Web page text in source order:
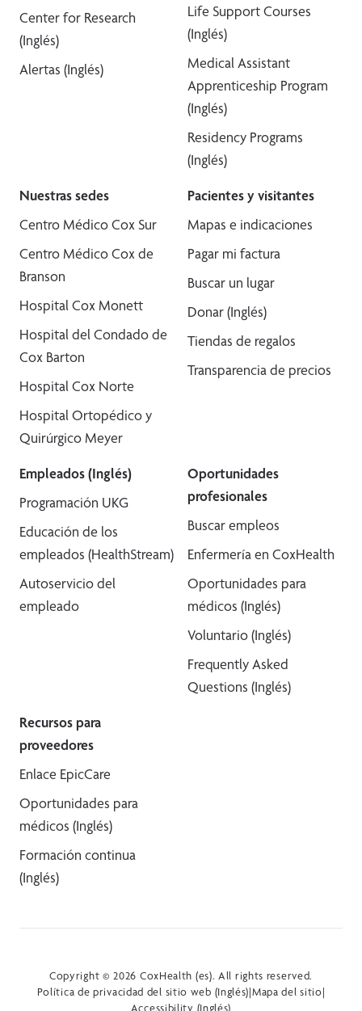
Center for Research
(Inglés)
Alertas (Inglés)
Life Support Courses
(Inglés)
Medical Assistant
Apprenticeship Program
(Inglés)
Residency Programs
(Inglés)
Nuestras sedes
Centro Médico Cox Sur
Centro Médico Cox de
Branson
Hospital Cox Monett
Hospital del Condado de
Cox Barton
Hospital Cox Norte
Hospital Ortopédico y
Quirúrgico Meyer
Pacientes y visitantes
Mapas e indicaciones
Pagar mi factura
Buscar un lugar
Donar (Inglés)
Tiendas de regalos
Transparencia de precios
Empleados (Inglés)
Programación UKG
Educación de los
empleados (HealthStream)
Autoservicio del
empleado
Oportunidades
profesionales
Buscar empleos
Enfermería en CoxHealth
Oportunidades para
médicos (Inglés)
Voluntario (Inglés)
Frequently Asked
Questions (Inglés)
Recursos para
proveedores
Enlace EpicCare
Oportunidades para
médicos (Inglés)
Formación continua
(Inglés)
Copyright © 2026 CoxHealth (es). All rights reserved.
Política de privacidad del sitio web (Inglés)|Mapa del sitio|
Accessibility (Inglés)